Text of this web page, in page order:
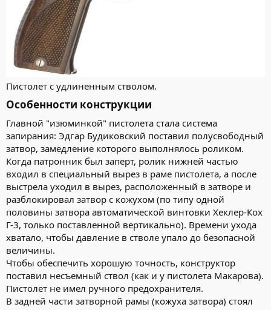
Пистолет с удлиненным стволом.
Особенности конструкции​
Главной "изюминкой" пистолета стала система
запирания: Эдгар Будиковский поставил полусвободный
затвор, замедление которого выполнялось роликом.
Когда патронник был заперт, ролик нижней частью
входил в специальный вырез в раме пистолета, а после
выстрела уходил в вырез, расположенный в затворе и
разблокировал затвор с кожухом (по типу одной
половины затвора автоматической винтовки Хеклер-Кох
Г-3, только поставленной вертикально). Времени ухода
хватало, чтобы давление в стволе упало до безопасной
величины.
Чтобы обеспечить хорошую точность, конструктор
поставил несъемный ствол (как и у пистолета Макарова).
Пистолет не имел ручного предохранителя.
В задней части затворной рамы (кожуха затвора) стоял